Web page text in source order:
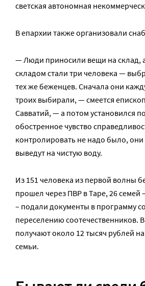
светская автономная
В епархии также организовали
— Люди приносили вещи на склад,
складом стали три человека —
тех же беженцев. Сначала они
троих выбирали, — смеется
Савватий, — а потом установился
обостренное чувство
контролировать не надо было,
выведут на чистую воду.
Из 151 человека из первой волны
прошел через ПВР в Таре, 26 семей
– подали документы в программу
переселению соотечественников.
получают около 12 тысяч рублей
семьи.